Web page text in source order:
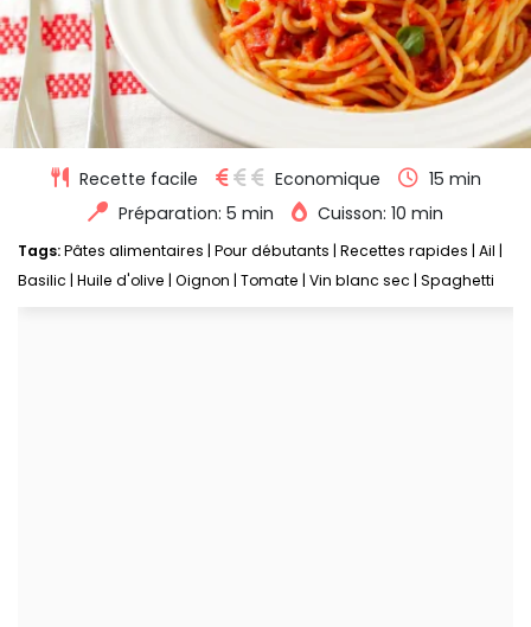
Recette facile Economique
15 min
Préparation: 5 min
Cuisson: 10 min
Tags:Pâtes alimentaires Pour débutants Recettes rapides Ail
Basilic Huile d'olive Oignon Tomate Vin blanc sec Spaghetti